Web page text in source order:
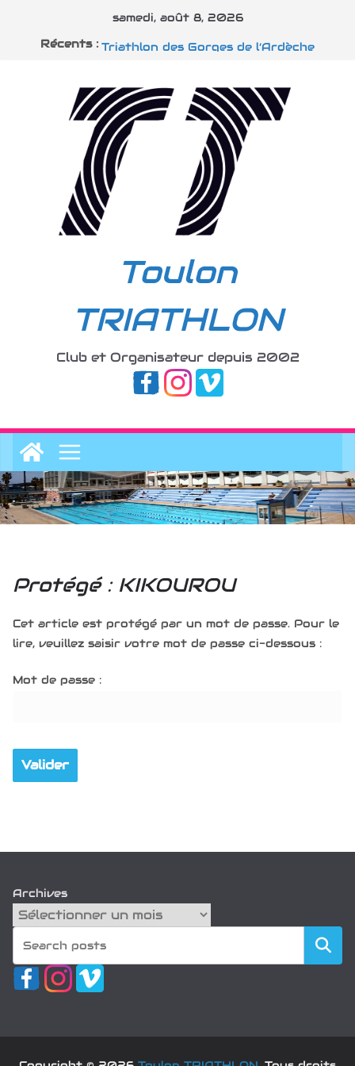
samedi, août 8, 2026
Récents : Triathlon des Gorges de l’Ardèche
Alpsman et Vins sur Caramy
Toulon
TRIATHLON
Club et Organisateur depuis 2002
Protégé : KIKOUROU
Cet article est protégé par un mot de passe. Pour le
lire, veuillez saisir votre mot de passe ci-dessous :
Mot de passe :
Archives